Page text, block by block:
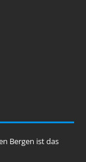
Bergen ist das